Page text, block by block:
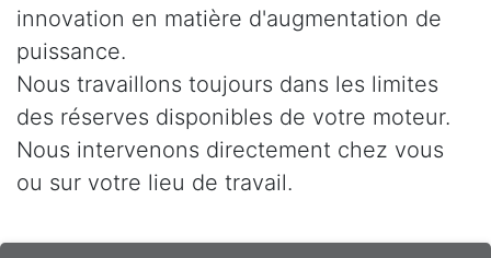
innovation en matière d'augmentation de
puissance.
Nous travaillons toujours dans les limites
des réserves disponibles de votre moteur.
Nous intervenons directement chez vous
ou sur votre lieu de travail.